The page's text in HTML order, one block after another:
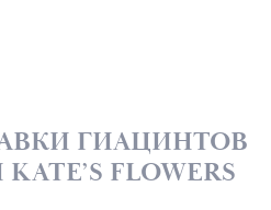
ГИАЦИНТОВ
FLOWERS